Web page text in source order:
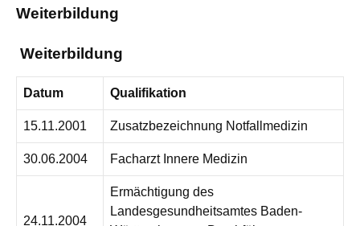
Weiterbildung
Weiterbildung
Datum Qualifikation
15.11.2001 Zusatzbezeichnung Notfallmedizin
30.06.2004 Facharzt Innere Medizin
24.11.2004
Ermächtigung des
Landesgesundheitsamtes Baden-